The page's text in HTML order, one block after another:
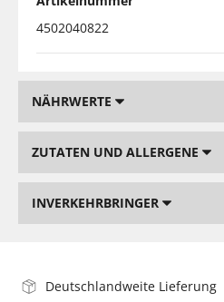
4502040822
NÄHRWERTE
ZUTATEN UND ALLERGENE
INVERKEHRBRINGER
Deutschlandweite Lieferung